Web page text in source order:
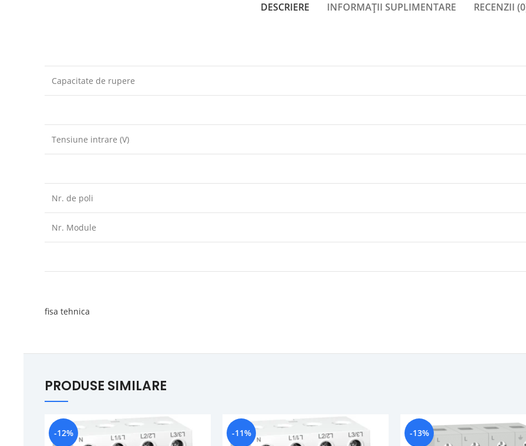
DESCRIERE INFORMAȚII SUPLIMENTARE RECENZII
Capacitate de rupere
Tensiune intrare (V)
Nr. de poli
Nr. Module
fisa tehnica
PRODUSE SIMILARE
-12% -11% -13%